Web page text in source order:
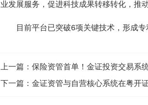
业发展服务，促进科技成果转移转化，推
目前平台已突破6项关键技术，形成专
上一篇： 保险资管首单！金证投资交易系
下一篇： 金证资管与自营核心系统在粤开